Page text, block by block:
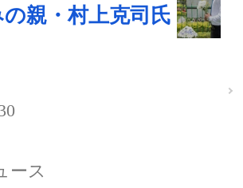
親・村上克司氏
ース